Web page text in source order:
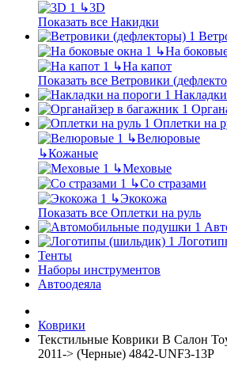
↳3D
Показать все Накидки
↳На
↳На капот
Показать все Ветровики
Оплетки на
↳Велюровые
↳Кожаные
↳Меховые
↳Со стразами
↳Экокожа
Показать все Оплетки на руль
Тенты
Наборы инструментов
Автоодеяла
Коврики
Текстильные Коврики В Салон
2011-> (Черные) 4842-UNF3-13P